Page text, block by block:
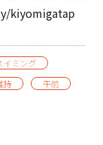
kiyomigatap
イミング
持
午前